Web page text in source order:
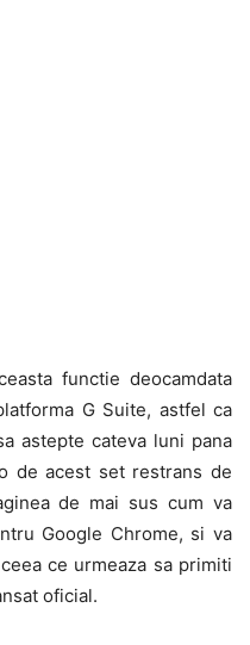
functie deocamdata
G Suite, astfel ca
astepte cateva luni pana
de acest set restrans de
de mai sus cum va
Google Chrome, si va
ce urmeaza sa primiti
oficial.